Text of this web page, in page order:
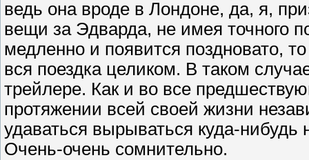
ведь она вроде в Лондоне, да, я,
вещи за Эдварда, не имея точного
медленно и появится поздновато,
вся поездка целиком. В таком
трейлере. Как и во все
протяжении всей своей жизни
удаваться вырываться куда-
Очень-очень сомнительно.